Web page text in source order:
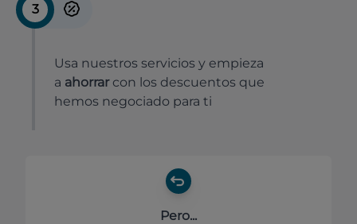
3
Usa nuestros servicios y empieza
a ahorrar con los descuentos que
hemos negociado para ti
Pero...